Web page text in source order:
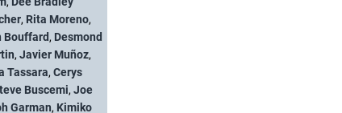
, Rita Moreno,
Bouffard , Desmond
, Javier Muñoz,
Tassara, Cerys
Buscemi, Joe
Garman, Kimiko